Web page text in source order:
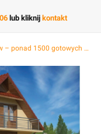
lub kliknij kontakt
Projekty domów – ponad 1500 gotowych projektów